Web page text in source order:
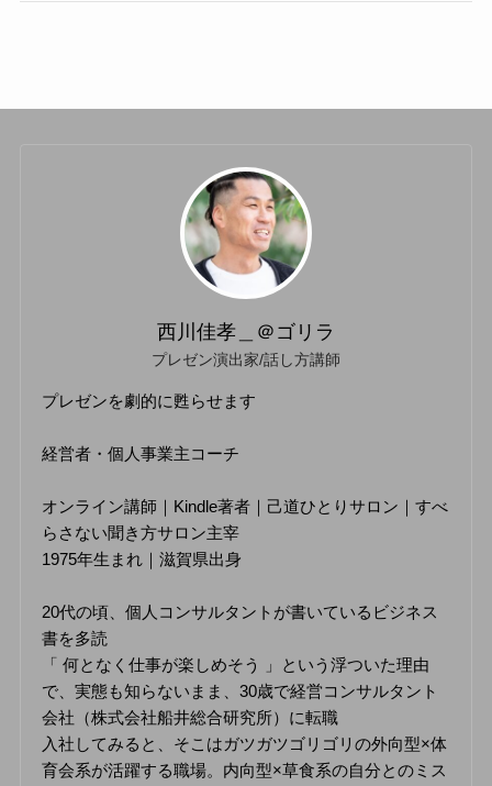
西川佳孝＿＠ゴリラ
プレゼン演出家/話し方講師
プレゼンを劇的に甦らせます
経営者・個人事業主コーチ
オンライン講師｜Kindle著者｜己道ひとりサロン｜すべ
らさない聞き方サロン主宰
1975年生まれ｜滋賀県出身
20代の頃、個人コンサルタントが書いているビジネス
書を多読
「 何となく仕事が楽しめそう 」という浮ついた理由
で、実態も知らないまま、30歳で経営コンサルタント
会社（株式会社船井総合研究所）に転職
入社してみると、そこはガツガツゴリゴリの外向型×体
育会系が活躍する職場。内向型×草食系の自分とのミス